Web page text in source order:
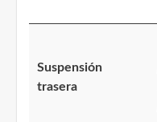
Suspensión
trasera